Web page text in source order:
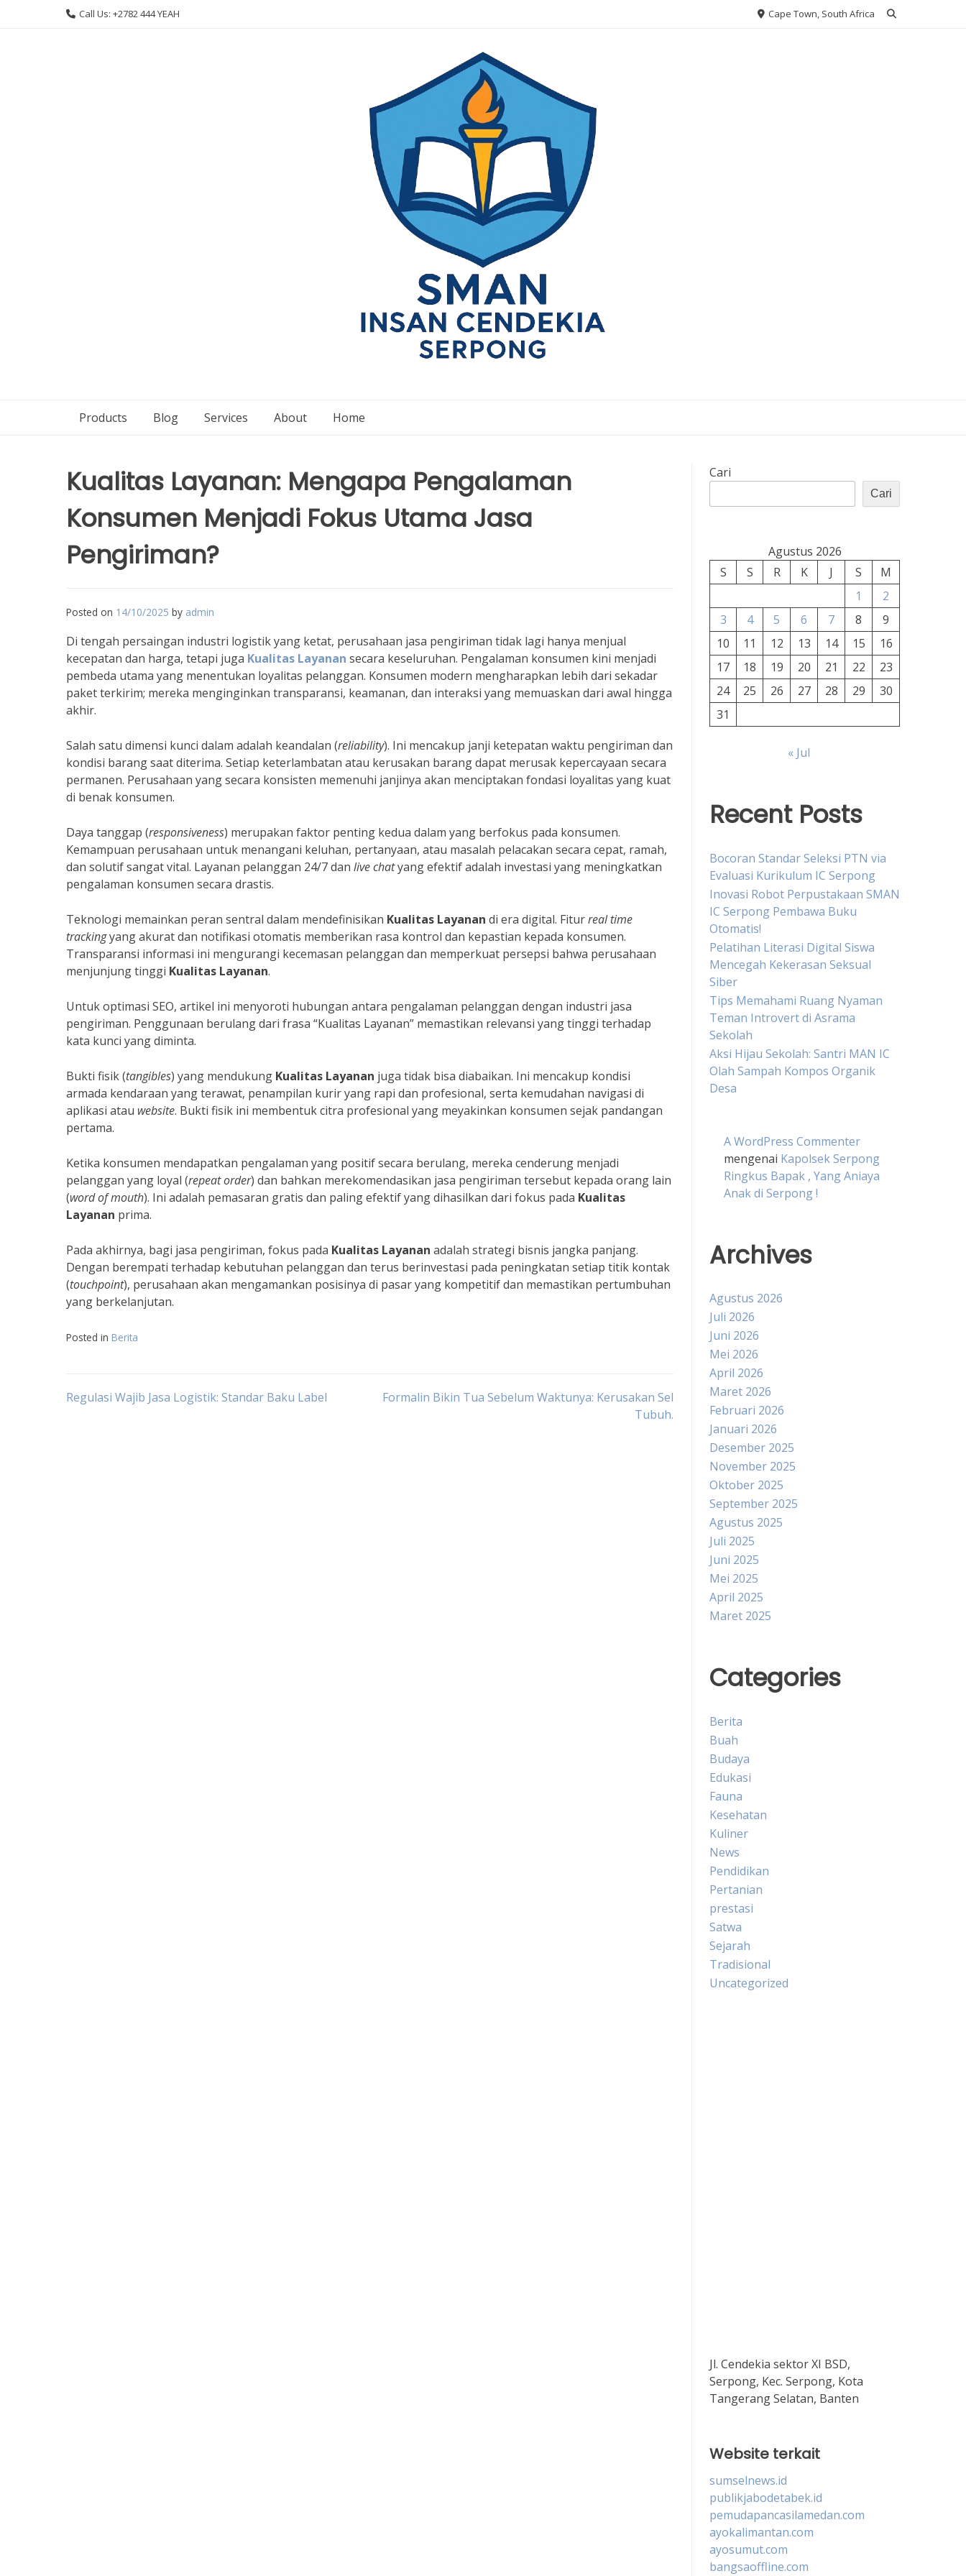
Call Us: +2782 444 YEAH Cape Town, South Africa
Products Blog Services About Home
Kualitas Layanan: Mengapa Pengalaman
Konsumen Menjadi Fokus Utama Jasa
Pengiriman?
Posted on 14/10/2025 by admin
Di tengah persaingan industri logistik yang ketat, perusahaan jasa pengiriman tidak lagi hanya menjual
kecepatan dan harga, tetapi juga Kualitas Layanan secara keseluruhan. Pengalaman konsumen kini menjadi
pembeda utama yang menentukan loyalitas pelanggan. Konsumen modern mengharapkan lebih dari sekadar
paket terkirim; mereka menginginkan transparansi, keamanan, dan interaksi yang memuaskan dari awal hingga
akhir.
Salah satu dimensi kunci dalam adalah keandalan (reliability). Ini mencakup janji ketepatan waktu pengiriman dan
kondisi barang saat diterima. Setiap keterlambatan atau kerusakan barang dapat merusak kepercayaan secara
permanen. Perusahaan yang secara konsisten memenuhi janjinya akan menciptakan fondasi loyalitas yang kuat
di benak konsumen.
Daya tanggap (responsiveness) merupakan faktor penting kedua dalam yang berfokus pada konsumen.
Kemampuan perusahaan untuk menangani keluhan, pertanyaan, atau masalah pelacakan secara cepat, ramah,
dan solutif sangat vital. Layanan pelanggan 24/7 dan live chatyang efektif adalah investasi yang meningkatkan
pengalaman konsumen secara drastis.
Teknologi memainkan peran sentral dalam mendefinisikan Kualitas Layanan di era digital. Fiturreal time
trackingyang akurat dan notifikasi otomatis memberikan rasa kontrol dan kepastian kepada konsumen.
Transparansi informasi ini mengurangi kecemasan pelanggan dan memperkuat persepsi bahwa perusahaan
menjunjung tinggi Kualitas Layanan.
Untuk optimasi SEO, artikel ini menyoroti hubungan antara pengalaman pelanggan dengan industri jasa
pengiriman. Penggunaan berulang dari frasa “Kualitas Layanan” memastikan relevansi yang tinggi terhadap
kata kunci yang diminta.
Bukti fisik (tangibles) yang mendukung Kualitas Layanan juga tidak bisa diabaikan. Ini mencakup kondisi
armada kendaraan yang terawat, penampilan kurir yang rapi dan profesional, serta kemudahan navigasi di
aplikasi atau website. Bukti fisik ini membentuk citra profesional yang meyakinkan konsumen sejak pandangan
pertama.
Ketika konsumen mendapatkan pengalaman yang positif secara berulang, mereka cenderung menjadi
pelanggan yang loyal (repeat order) dan bahkan merekomendasikan jasa pengiriman tersebut kepada orang lain
(word of mouth). Ini adalah pemasaran gratis dan paling efektif yang dihasilkan dari fokus pada Kualitas
Layanan prima.
Pada akhirnya, bagi jasa pengiriman, fokus pada Kualitas Layanan adalah strategi bisnis jangka panjang.
Dengan berempati terhadap kebutuhan pelanggan dan terus berinvestasi pada peningkatan setiap titik kontak
(touchpoint), perusahaan akan mengamankan posisinya di pasar yang kompetitif dan memastikan pertumbuhan
yang berkelanjutan.
Posted in Berita
Navigasi
Regulasi Wajib Jasa Logistik: Standar Baku Label
Formalin Bikin Tua Sebelum Waktunya: Kerusakan Sel
Tubuh.
Cari
Cari
Agustus 2026
S
S R K J S
M
1
2
3
4 5 6 7 8
9
10
11 12 13 14 15
16
17
18 19 20 21 22
23
24
25 26 27 28 29
30
31
« Jul
Recent Posts
Bocoran Standar Seleksi PTN via
Evaluasi Kurikulum IC Serpong
Inovasi Robot Perpustakaan SMAN
IC Serpong Pembawa Buku
Otomatis!
Pelatihan Literasi Digital Siswa
Mencegah Kekerasan Seksual
Siber
Tips Memahami Ruang Nyaman
Teman Introvert di Asrama
Sekolah
Aksi Hijau Sekolah: Santri MAN IC
Olah Sampah Kompos Organik
Desa
A WordPress Commenter
mengenai Kapolsek Serpong
Ringkus Bapak , Yang Aniaya
Anak di Serpong !
Archives
Agustus 2026
Juli 2026
Juni 2026
Mei 2026
April 2026
Maret 2026
Februari 2026
Januari 2026
Desember 2025
November 2025
Oktober 2025
September 2025
Agustus 2025
Juli 2025
Juni 2025
Mei 2025
April 2025
Maret 2025
Categories
Berita
Buah
Budaya
Edukasi
Fauna
Kesehatan
Kuliner
News
Pendidikan
Pertanian
prestasi
Satwa
Sejarah
Tradisional
Uncategorized
Jl. Cendekia sektor XI BSD,
Serpong, Kec. Serpong, Kota
Tangerang Selatan, Banten
Website terkait
sumselnews.id
publikjabodetabek.id
pemudapancasilamedan.com
ayokalimantan.com
ayosumut.com
bangsaoffline.com